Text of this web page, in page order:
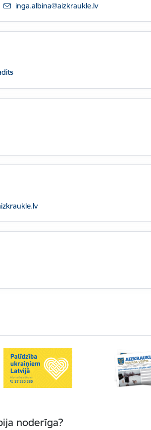
E-pasts:
inga.albina@aizkraukle.lv
noderīga?